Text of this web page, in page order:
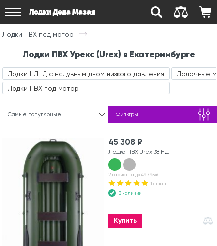
Лодки Деда Мазая
Лодки ПВХ под мотор
Лодки ПВХ Урекс (Urex) в Екатеринбурге
Лодки НДНД с надувным дном низкого давления
Лодки ПВХ под мотор
Лодочные
Самые популярные Фильтры
45 308 ₽
Лодка ПВХ Urex 38 НД
2 варианта до 49 795 ₽
1 отзыв
В наличии
Купить